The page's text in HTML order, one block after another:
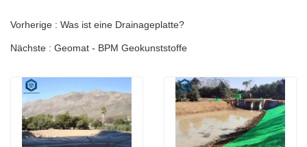
Vorherige : Was ist eine Drainageplatte?
Nächste : Geomat - BPM Geokunststoffe